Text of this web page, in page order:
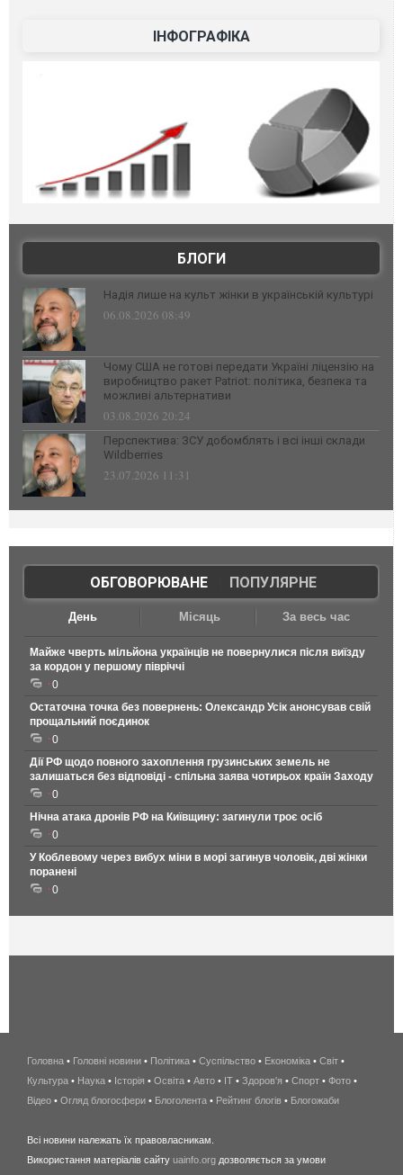
ІНФОГРАФІКА
БЛОГИ
Надія лише на культ жінки в українській культурі
06.08.2026 08:49
Чому США не готові передати Україні ліцензію на
виробництво ракет Patriot: політика, безпека та
можливі альтернативи
03.08.2026 20:24
Перспектива: ЗСУ добомблять і всі інші склади
Wildberries
23.07.2026 11:31
ОБГОВОРЮВАНЕ| ПОПУЛЯРНЕ
День Місяць За весь час
Майже чверть мільйона українців не повернулися після виїзду
за кордон у першому півріччі
0
Остаточна точка без повернень: Олександр Усік анонсував свій
прощальний поєдинок
0
Дії РФ щодо повного захоплення грузинських земель не
залишаться без відповіді - спільна заява чотирьох країн Заходу
0
Нічна атака дронів РФ на Київщину: загинули троє осіб
0
У Коблевому через вибух міни в морі загинув чоловік, дві жінки
поранені
0
беспроводной
интернет
киев
wimax
Головна • Головні новини • Політика • Суспільство • Економіка • Світ •
Культура • Наука • Історія • Освіта • Авто • IT • Здоров'я • Спорт • Фото •
Відео • Огляд блогосфери • Блоголента • Рейтинг блогів • Блогожаби
Всі новини належать їх правовласникам.
Використання матеріалів сайту uainfo.org дозволяється за умови